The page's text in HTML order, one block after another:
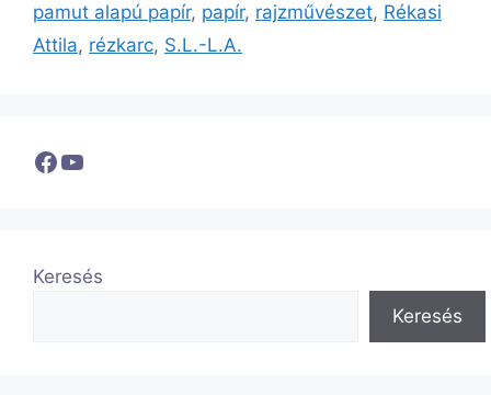
pamut alapú papír, papír, rajzművészet, Rékasi
Attila, rézkarc, S.L.-L.A.
Facebook
YouTube
Keresés
Keresés